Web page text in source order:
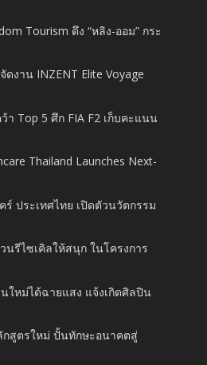
Tourism ดึง “หลิง-ออม” กระ
ดงาน INZENT Elite Voyage
า Top 5 ศึก FIA F2 เก็บคะแนน
Thailand Launches Next-
ร์ ประเทศไทย เปิดตัวนวัตกรรม
นรีไซเคิลให้สนุก ในโครงการ
ใหม่ได้ฉายแสง แจ้งเกิดศิลปิน
กสูตรใหม่ ปั้นทักษะอนาคตสู่